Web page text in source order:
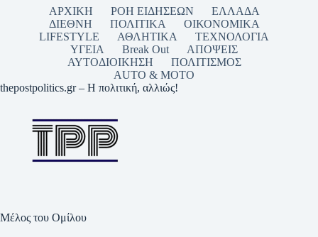
ΑΡΧΙΚΗ ΡΟΗ ΕΙΔΗΣΕΩΝ
ΕΛΛΑΔΑ
ΔΙΕΘΝΗ
ΠΟΛΙΤΙΚΑ
ΟΙΚΟΝΟΜΙΚΑ
LIFESTYLE
ΑΘΛΗΤΙΚΑ
ΤΕΧΝΟΛΟΓΙΑ
ΥΓΕΙΑ
Break Out
ΑΠΟΨΕΙΣ
ΑΥΤΟΔΙΟΙΚΗΣΗ
ΠΟΛΙΤΙΣΜΟΣ
AUTO & MOTO
thepostpolitics.gr – Η πολιτική, αλλιώς!
Μέλος του Ομίλου